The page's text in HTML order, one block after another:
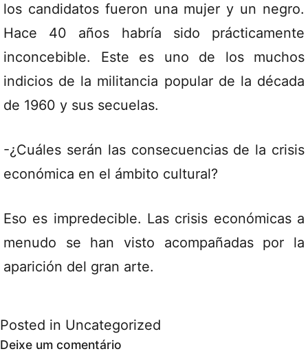
los candidatos fueron una mujer y un negro.
Hace 40 años habría sido prácticamente
inconcebible. Este es uno de los muchos
indicios de la militancia popular de la década
de 1960 y sus secuelas.
-¿Cuáles serán las consecuencias de la crisis
económica en el ámbito cultural?
Eso es impredecible. Las crisis económicas a
menudo se han visto acompañadas por la
aparición del gran arte.
Posted in Uncategorized
Deixe um comentário